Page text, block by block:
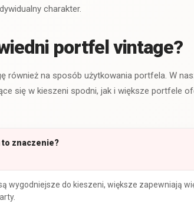
charakter.
portfel vintage?
również na sposób użytkowania portfela. W
się w kieszeni spodni, jak i większe portfele
to znaczenie?
wygodniejsze do kieszeni, większe zapewniają